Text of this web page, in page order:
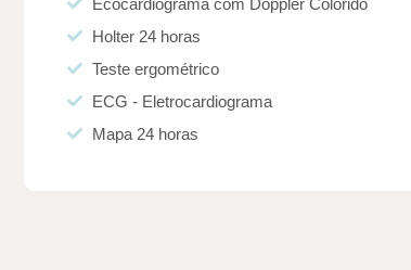
Holter 24 horas
Teste ergométrico
ECG - Eletrocardiograma
Mapa 24 horas